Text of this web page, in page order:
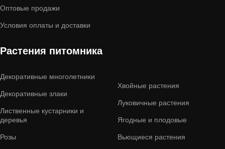
Оптовые продажи
Условия оплаты и доставки
Растения питомника
Декоративные многолетники
Декоративные злаки
Лиственные кустарники и
деревья
Розы
Хвойные растения
Луковичные растения
Ягодные и плодовые
Вьющиеся растения